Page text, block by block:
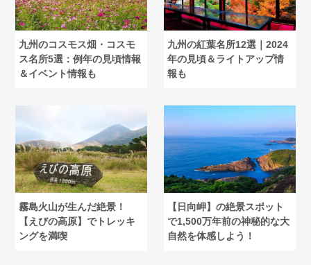
九州のコスモス畑・コスモ
ス名所5選：例年の見頃情報
＆イベント情報も
九州の紅葉名所12選｜2024
年の見頃＆ライトアップ情
報も
霧島火山が生んだ絶景！
【えびの高原】でトレッキ
ングを満喫
【日向岬】の絶景スポット
で1,500万年前の神秘的な大
自然を体感しよう！